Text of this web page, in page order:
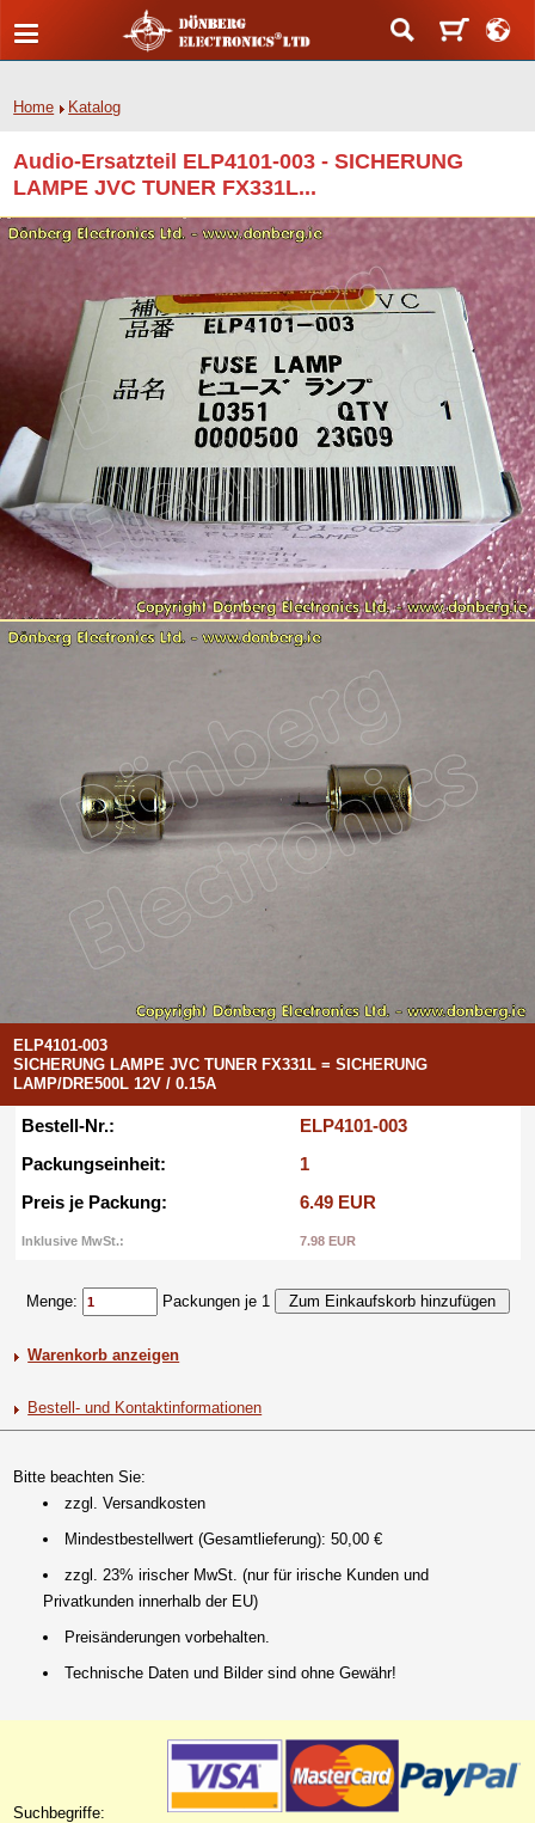
Home Katalog
Audio-Ersatzteil ELP4101-003 - SICHERUNG
LAMPE JVC TUNER FX331L...
ELP4101-003
SICHERUNG LAMPE JVC TUNER FX331L = SICHERUNG
LAMP/DRE500L 12V / 0.15A
Bestell-Nr.:
ELP4101-003
Packungseinheit:
1
Preis je Packung:
6.49 EUR
Inklusive MwSt.: 7.98 EUR
Menge: Packungen je 1
Warenkorb anzeigen
Bestell- und Kontaktinformationen
Bitte beachten Sie:
zzgl. Versandkosten
Mindestbestellwert (Gesamtlieferung): 50,00 €
zzgl. 23% irischer MwSt. (nur für irische Kunden und
Privatkunden innerhalb der EU)
Preisänderungen vorbehalten.
Technische Daten und Bilder sind ohne Gewähr!
Suchbegriffe: